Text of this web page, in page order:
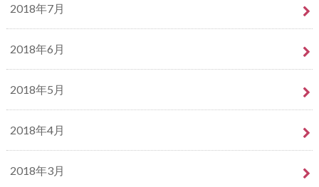
2018年7月
2018年6月
2018年5月
2018年4月
2018年3月